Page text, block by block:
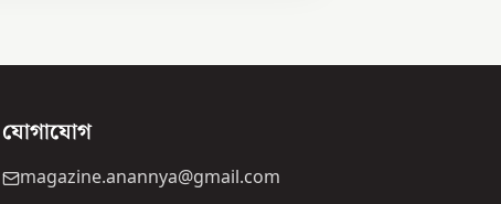
যোগাযোগ
magazine.anannya@gmail.com